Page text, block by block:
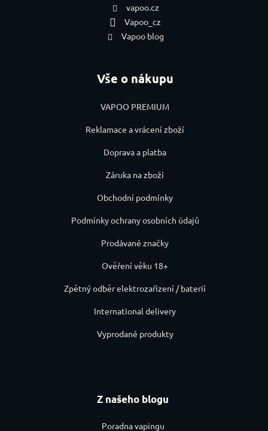
vapoo.cz
Vapoo_cz
Vapoo blog
Vše o nákupu
VAPOO PREMIUM
Reklamace a vrácení zboží
Doprava a platba
Záruka na zboží
Obchodní podmínky
Podmínky ochrany osobních údajů
Prodávané značky
Ověření věku 18+
Zpětný odběr elektrozařízení / baterií
International delivery
Vyprodané produkty
Z našeho blogu
Poradna vapingu